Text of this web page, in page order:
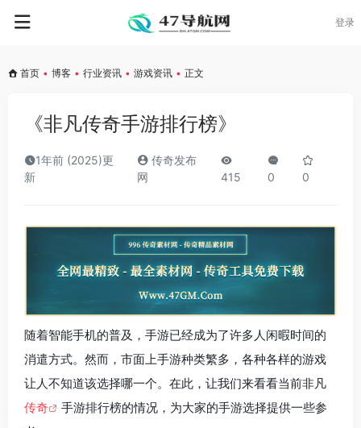
登录
首页 • 博客 • 行业资讯 • 游戏资讯 • 正文
《非凡传奇手游排行榜》
1年前 (2025)更
新
传奇发布
网
415 0 0
随着智能手机的普及，手游已经成为了许多人闲暇时间的
消遣方式。然而，市面上手游种类繁多，各种各样的游戏
让人不知道该选择哪一个。在此，让我们来看看当前非凡
传奇
手游排行榜的情况，为大家的手游选择提供一些参